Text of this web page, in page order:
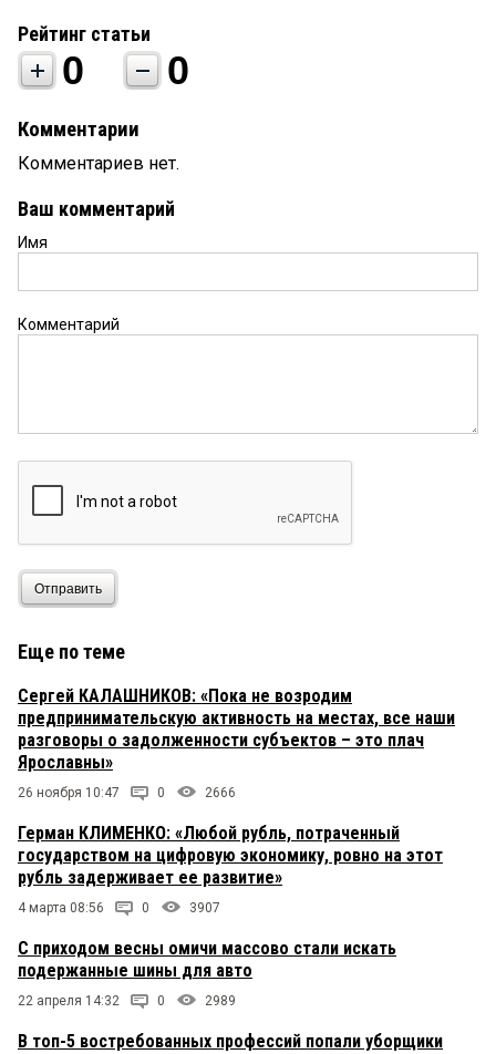
Рейтинг статьи
0 0
Комментарии
Комментариев нет.
Ваш комментарий
Имя
Комментарий
Отправить
Еще по теме
Сергей КАЛАШНИКОВ: «Пока не возродим
предпринимательскую активность на местах, все наши
разговоры о задолженности субъектов – это плач
Ярославны»
26 ноября 10:47 0 2666
Герман КЛИМЕНКО: «Любой рубль, потраченный
государством на цифровую экономику, ровно на этот
рубль задерживает ее развитие»
4 марта 08:56 0 3907
С приходом весны омичи массово стали искать
подержанные шины для авто
22 апреля 14:32 0 2989
В топ-5 востребованных профессий попали уборщики